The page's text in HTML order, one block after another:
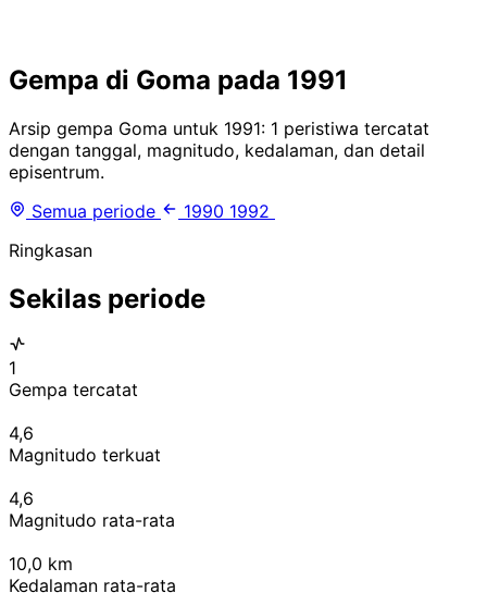
Gempa di Goma pada 1991
Arsip gempa Goma untuk 1991: 1 peristiwa tercatat
dengan tanggal, magnitudo, kedalaman, dan detail
episentrum.
Semua periode
1990 1992
Ringkasan
Sekilas periode
1
Gempa tercatat
4,6
Magnitudo terkuat
4,6
Magnitudo rata-rata
10,0 km
Kedalaman rata-rata